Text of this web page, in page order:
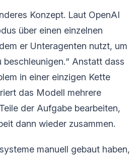
Konzept. Laut OpenAI
über einen einzelnen
er Unteragenten nutzt, um
beschleunigen.“ Anstatt dass
in einer einzigen Kette
das Modell mehrere
der Aufgabe bearbeiten,
dann wieder zusammen.
manuell gebaut haben,